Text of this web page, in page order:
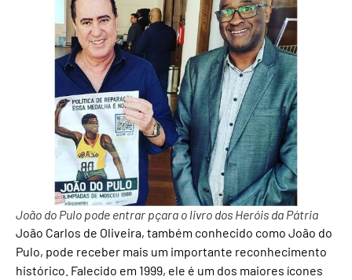
João do Pulo pode entrar pçara o livro dos Heróis da Pátria
João Carlos de Oliveira, também conhecido como João do
Pulo, pode receber mais um importante reconhecimento
histórico. Falecido em 1999, ele é um dos maiores ícones